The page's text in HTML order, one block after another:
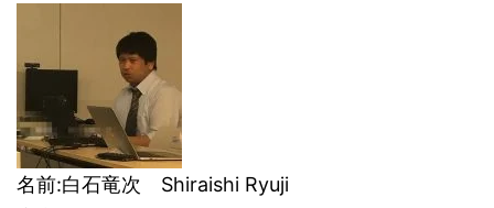
名前:白石竜次 Shiraishi Ryuji